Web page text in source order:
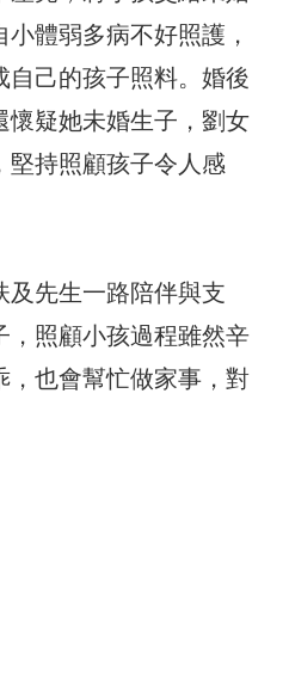
體弱多病不好照護，
自己的孩子照料。婚後
懷疑她未婚生子，劉女
堅持照顧孩子令人感
及先生一路陪伴與支
，照顧小孩過程雖然辛
，也會幫忙做家事，對